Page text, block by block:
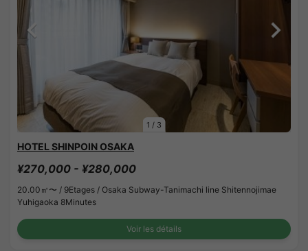
1 / 3
HOTEL SHINPOIN OSAKA
¥270,000 - ¥280,000
20.00㎡〜 / 9Etages / Osaka Subway-Tanimachi line Shitennojimae
Yuhigaoka 8Minutes
Voir les détails